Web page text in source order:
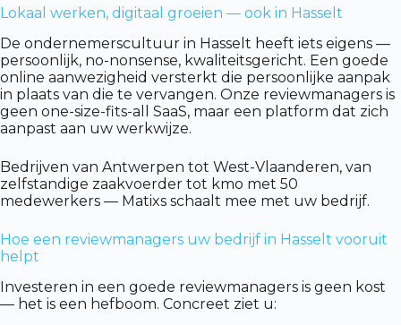
Lokaal werken, digitaal groeien — ook in Hasselt
De ondernemerscultuur in Hasselt heeft iets eigens —
persoonlijk, no-nonsense, kwaliteitsgericht. Een goede
online aanwezigheid versterkt die persoonlijke aanpak
in plaats van die te vervangen. Onze reviewmanagers is
geen one-size-fits-all SaaS, maar een platform dat zich
aanpast aan uw werkwijze.
Bedrijven van Antwerpen tot West-Vlaanderen, van
zelfstandige zaakvoerder tot kmo met 50
medewerkers — Matixs schaalt mee met uw bedrijf.
Hoe een reviewmanagers uw bedrijf in Hasselt vooruit
helpt
Investeren in een goede reviewmanagers is geen kost
— het is een hefboom. Concreet ziet u: